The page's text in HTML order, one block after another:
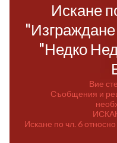
Искане
"Недко
Вие
Съобщения и
Искане по чл. 6